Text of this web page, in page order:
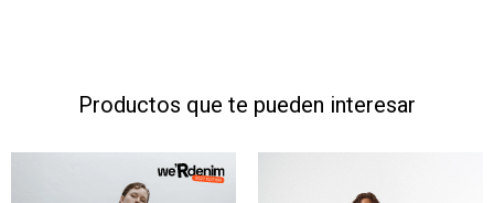
Productos que te pueden interesar